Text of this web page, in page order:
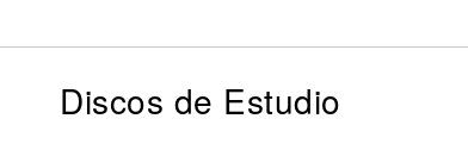
Discos de Estudio